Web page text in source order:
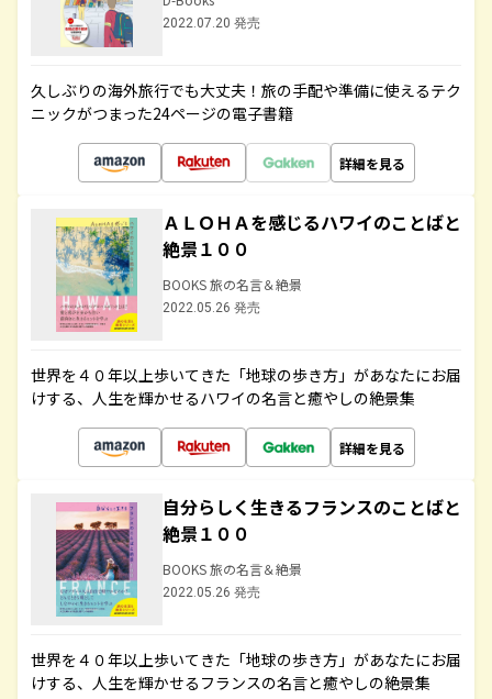
2022.07.20 発売
久しぶりの海外旅行でも大丈夫！旅の手配や準備に使えるテク
ニックがつまった24ページの電子書籍
詳細を見る
ＡＬＯＨＡを感じるハワイのことばと
絶景１００
BOOKS 旅の名言＆絶景
2022.05.26 発売
世界を４０年以上歩いてきた「地球の歩き方」があなたにお届
けする、人生を輝かせるハワイの名言と癒やしの絶景集
詳細を見る
自分らしく生きるフランスのことばと
絶景１００
BOOKS 旅の名言＆絶景
2022.05.26 発売
世界を４０年以上歩いてきた「地球の歩き方」があなたにお届
けする、人生を輝かせるフランスの名言と癒やしの絶景集